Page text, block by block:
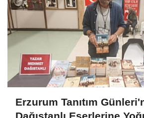
Erzurum Tanıtım